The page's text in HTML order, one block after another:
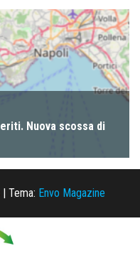
| Tema: Envo Magazine